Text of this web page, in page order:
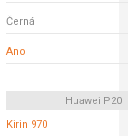
Černá
Ano
Huawei P20
Kirin 970